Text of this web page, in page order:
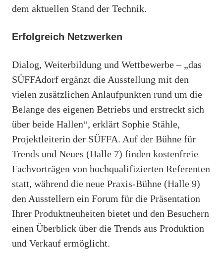
dem aktuellen Stand der Technik.
Erfolgreich Netzwerken
Dialog, Weiterbildung und Wettbewerbe – „das
SÜFFAdorf ergänzt die Ausstellung mit den
vielen zusätzlichen Anlaufpunkten rund um die
Belange des eigenen Betriebs und erstreckt sich
über beide Hallen“, erklärt Sophie Stähle,
Projektleiterin der SÜFFA. Auf der Bühne für
Trends und Neues (Halle 7) finden kostenfreie
Fachvorträgen von hochqualifizierten Referenten
statt, während die neue Praxis-Bühne (Halle 9)
den Ausstellern ein Forum für die Präsentation
Ihrer Produktneuheiten bietet und den Besuchern
einen Überblick über die Trends aus Produktion
und Verkauf ermöglicht.